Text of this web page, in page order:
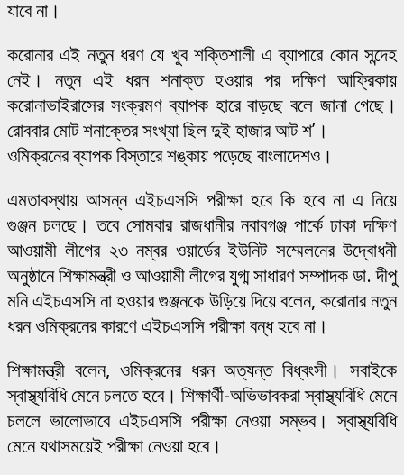
যাবে না।
করোনার এই নতুন ধরণ যে খুব শক্তিশালী এ ব্যাপারে কোন সন্দেহ
নেই। নতুন এই ধরন শনাক্ত হওয়ার পর দক্ষিণ আফ্রিকায়
করোনাভাইরাসের সংক্রমণ ব্যাপক হারে বাড়ছে বলে জানা গেছে।
রোববার মোট শনাক্তের সংখ্যা ছিল দুই হাজার আট শ’।
ওমিক্রনের ব্যাপক বিস্তারে শঙ্কায় পড়েছে বাংলাদেশও।
এমতাবস্থায় আসন্ন এইচএসসি পরীক্ষা হবে কি হবে না এ নিয়ে
গুঞ্জন চলছে। তবে সোমবার রাজধানীর নবাবগঞ্জ পার্কে ঢাকা দক্ষিণ
আওয়ামী লীগের ২৩ নম্বর ওয়ার্ডের ইউনিট সম্মেলনের উদ্বোধনী
অনুষ্ঠানে শিক্ষামন্ত্রী ও আওয়ামী লীগের যুগ্ম সাধারণ সম্পাদক ডা. দীপু
মনি এইচএসসি না হওয়ার গুঞ্জনকে উড়িয়ে দিয়ে বলেন, করোনার নতুন
ধরন ওমিক্রনের কারণে এইচএসসি পরীক্ষা বন্ধ হবে না।
শিক্ষামন্ত্রী বলেন, ওমিক্রনের ধরন অত্যন্ত বিধ্বংসী। সবাইকে
স্বাস্থ্যবিধি মেনে চলতে হবে। শিক্ষার্থী-অভিভাবকরা স্বাস্থ্যবিধি মেনে
চললে ভালোভাবে এইচএসসি পরীক্ষা নেওয়া সম্ভব। স্বাস্থ্যবিধি
মেনে যথাসময়েই পরীক্ষা নেওয়া হবে।